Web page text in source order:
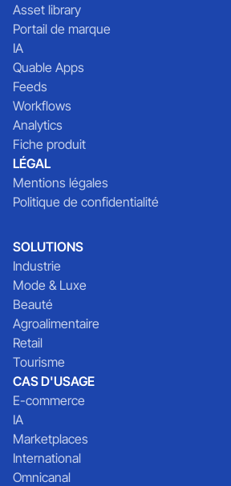
Asset library
Portail de marque
IA
Quable Apps
Feeds
Workflows
Analytics
Fiche produit
LÉGAL
Mentions légales
Politique de confidentialité
SOLUTIONS
Industrie
Mode & Luxe
Beauté
Agroalimentaire
Retail
Tourisme
CAS D'USAGE
E-commerce
IA
Marketplaces
International
Omnicanal